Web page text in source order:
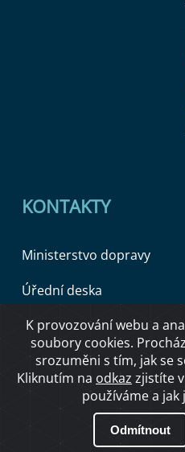
KONTAKTY
Ministerstvo dopravy
Úřední deska
Copyright © 2026
O
K provozování webu a
soubory cookies.
srozuměni s tím, jak se
Kliknutím na odkaz zjistíte
používáme a jak
Odmítnout